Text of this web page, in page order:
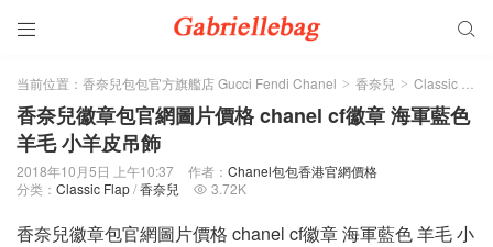
 
当前位置： 香奈兒包包官方旗艦店 Gucci Fendi Chanel > 香奈兒 > Classic Flap
香奈兒徽章包官網圖片價格 chanel cf徽章 海軍藍色
羊毛 小羊皮吊飾
2018年10月5日 上午10:37 作者： Chanel包包香港官網價格
分类： Classic Flap/香奈兒  3.72K
香奈兒徽章包官網圖片價格 chanel cf徽章 海軍藍色 羊毛 小